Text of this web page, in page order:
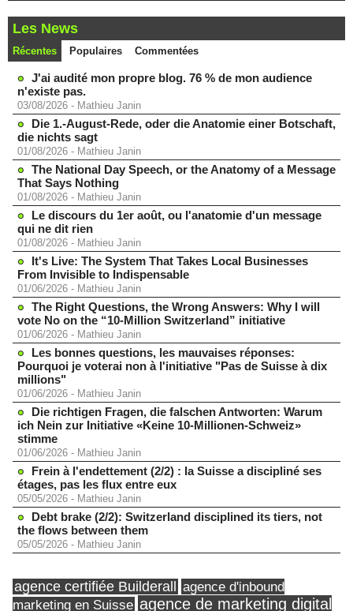
Les News
Récentes Populaires Commentées
J'ai audité mon propre blog. 76 % de mon audience
n'existe pas.
03/08/2026 - Mathieu Janin
Die 1.-August-Rede, oder die Anatomie einer Botschaft,
die nichts sagt
01/08/2026 - Mathieu Janin
The National Day Speech, or the Anatomy of a Message
That Says Nothing
01/08/2026 - Mathieu Janin
Le discours du 1er août, ou l'anatomie d'un message
qui ne dit rien
01/08/2026 - Mathieu Janin
It's Live: The System That Takes Local Businesses
From Invisible to Indispensable
01/06/2026 - Mathieu Janin
The Right Questions, the Wrong Answers: Why I will
vote No on the “10-Million Switzerland” initiative
01/06/2026 - Mathieu Janin
Les bonnes questions, les mauvaises réponses:
Pourquoi je voterai non à l'initiative "Pas de Suisse à dix
millions"
01/06/2026 - Mathieu Janin
Die richtigen Fragen, die falschen Antworten: Warum
ich Nein zur Initiative «Keine 10-Millionen-Schweiz»
stimme
01/06/2026 - Mathieu Janin
Frein à l'endettement (2/2) : la Suisse a discipliné ses
étages, pas les flux entre eux
05/05/2026 - Mathieu Janin
Debt brake (2/2): Switzerland disciplined its tiers, not
the flows between them
05/05/2026 - Mathieu Janin
agence certifiée Builderall
agence d'inbound
marketing en Suisse agence de marketing digital